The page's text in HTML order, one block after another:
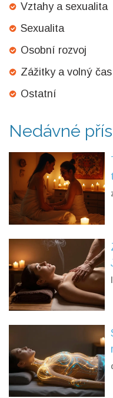
Vztahy a sexualita
Sexualita
Osobní rozvoj
Zážitky a volný čas
Ostatní
Nedávné